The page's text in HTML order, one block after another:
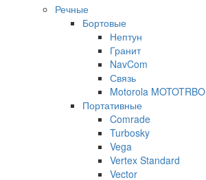
Речные
Бортовые
Нептун
Гранит
NavCom
Связь
Motorola MOTOTRBO
Портативные
Comrade
Turbosky
Vega
Vertex Standard
Vector